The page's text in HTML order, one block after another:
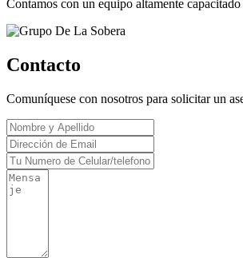
Contamos con un equipo altamente
Contacto
Comuníquese con nosotros para solicitar un